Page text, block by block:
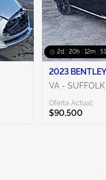
2d : 20h : 12m :
2023
VA - SUFFOLK
Oferta Actual:
$90,500